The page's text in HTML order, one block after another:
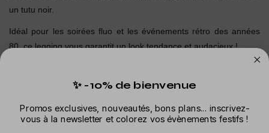
un tutu noir.
Idéal pour les soirées fluo et les événements rétro des années
80, ce legging vous garantit un look tendance et audacieux !
Dans la même catégorie
✨ -10% de bienvenue
Promos exclusives, nouveautés, bons plans... inscrivez-
vous à la newsletter et colorez vos évènements festifs !